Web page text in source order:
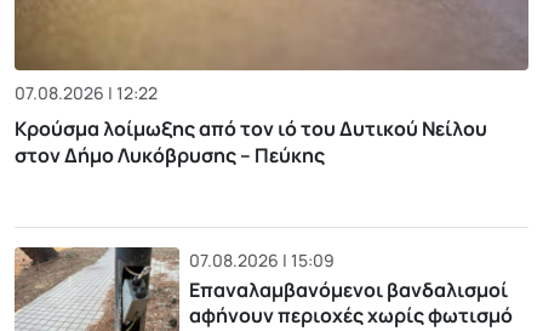
07.08.2026 | 12:22
Κρούσμα λοίμωξης από τον ιό του Δυτικού Νείλου
στον Δήμο Λυκόβρυσης – Πεύκης
07.08.2026 | 15:09
Επαναλαμβανόμενοι βανδαλισμοί
αφήνουν περιοχές χωρίς φωτισμό